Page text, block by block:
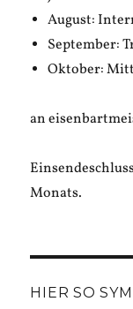
August:
September:
Oktober:
an
Monats.
HIER SO